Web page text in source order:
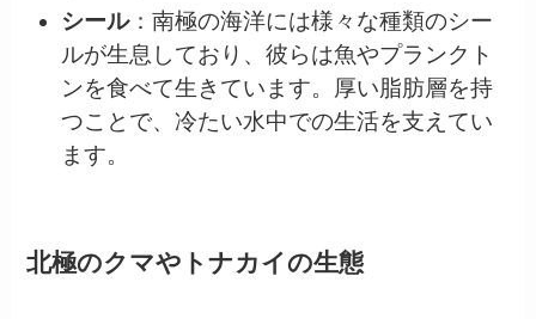
シール：南極の海洋には様々な種類のシー
ルが生息しており、彼らは魚やプランクト
ンを食べて生きています。厚い脂肪層を持
つことで、冷たい水中での生活を支えてい
ます。
北極のクマやトナカイの生態